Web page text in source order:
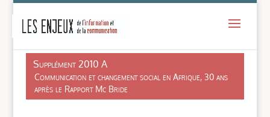
Supplément 2010 A
Communication et changement social en Afrique, 30 ans
après le Rapport Mc Bride